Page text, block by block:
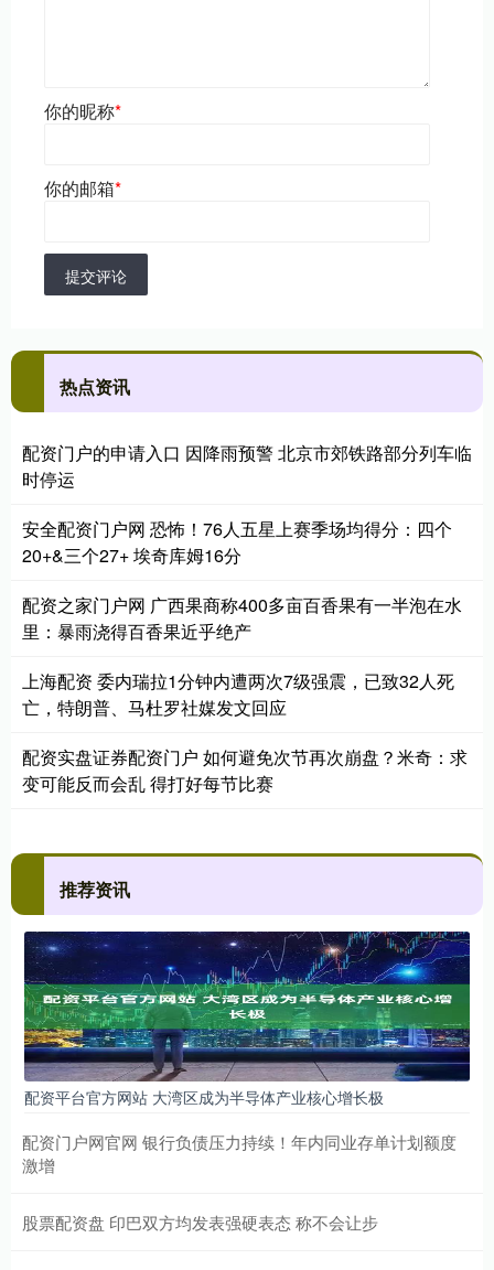
你的昵称*
你的邮箱*
提交评论
热点资讯
配资门户的申请入口 因降雨预警 北京市郊铁路部分列车临
时停运
安全配资门户网 恐怖！76人五星上赛季场均得分：四个
20+&三个27+ 埃奇库姆16分
配资之家门户网 广西果商称400多亩百香果有一半泡在水
里：暴雨浇得百香果近乎绝产
上海配资 委内瑞拉1分钟内遭两次7级强震，已致32人死
亡，特朗普、马杜罗社媒发文回应
配资实盘证券配资门户 如何避免次节再次崩盘？米奇：求
变可能反而会乱 得打好每节比赛
推荐资讯
配资平台官方网站 大湾区成为半导体产业核心增长极
配资门户网官网 银行负债压力持续！年内同业存单计划额度
激增
股票配资盘 印巴双方均发表强硬表态 称不会让步